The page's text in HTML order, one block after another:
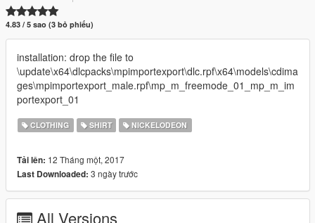
4.83 / 5 sao (3 bỏ phiếu)
installation: drop the file to
\update\x64\dlcpacks\mpimportexport\dlc.rpf\x64\models\cdima
ges\mpimportexport_male.rpf\mp_m_freemode_01_mp_m_im
portexport_01
CLOTHING SHIRT NICKELODEON
Tải lên: 12 Tháng một, 2017
Last Downloaded: 3 ngày trước
All Versions